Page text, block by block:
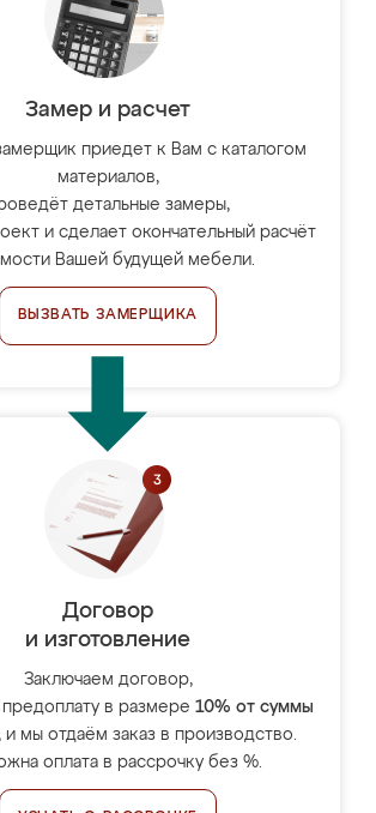
Замер и расчет
приедет к Вам с каталогом
материалов,
детальные замеры,
и сделает окончательный расчёт
Вашей будущей мебели.
ВЫЗВАТЬ ЗАМЕРЩИКА
Договор
и изготовление
Заключаем договор,
в размере 10% от суммы
и мы отдаём заказ в производство.
оплата в рассрочку без %.